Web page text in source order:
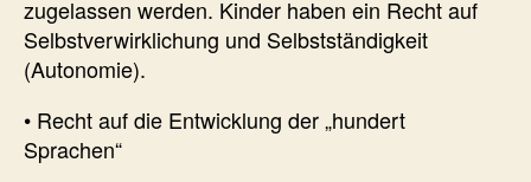
zugelassen werden. Kinder haben ein Recht auf
Selbstverwirklichung und Selbstständigkeit
(Autonomie).
• Recht auf die Entwicklung der „hundert
Sprachen“